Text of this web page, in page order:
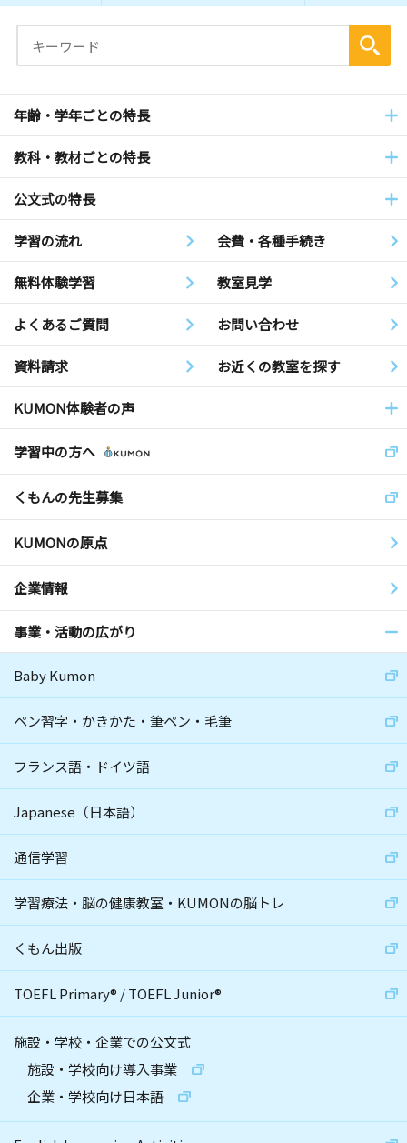
年齢・学年ごとの特長
教科・教材ごとの特長
公文式の特長
学習の流れ 会費・各種手続き
無料体験学習 教室見学
よくあるご質問 お問い合わせ
資料請求 お近くの教室を探す
KUMON体験者の声
学習中の方へ
くもんの先生募集
KUMONの原点
企業情報
事業・活動の広がり
Baby Kumon
ペン習字・かきかた・筆ペン・毛筆
フランス語・ドイツ語
Japanese（日本語）
通信学習
学習療法・脳の健康教室・KUMONの脳トレ
くもん出版
TOEFL Primary® /TOEFL Junior®
施設・学校・企業での公文式
施設・学校向け導入事業
企業・学校向け日本語